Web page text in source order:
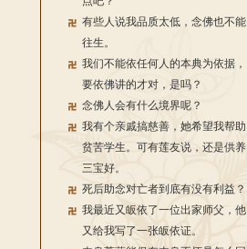
有些人说我品质太低，念佛也不能
往生。
我们不能依任何人的本典为依据，
要依佛讲的才对，是吗？
念佛人会有什么境界呢？
我有个亲戚搞慈善，她希望我帮助
贫苦学生。可有莲友说，还是供养
三宝好。
死后助念对亡者到底有没有利益？
我最近又皈依了一位出家师父，他
又给我写了一张皈依证。